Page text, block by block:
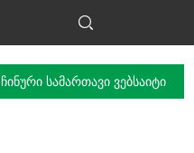
ჩინური სამართავი ვებსაიტი